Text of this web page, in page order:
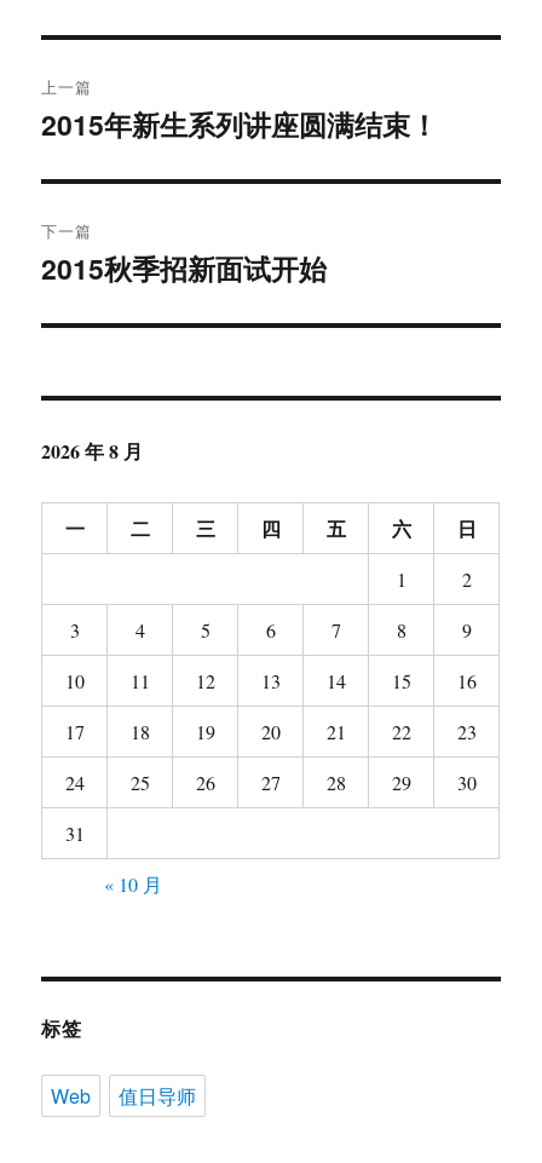
章
航
上一篇
上
文
章：
2015年新生系列讲座圆满结束！
下一篇
下
文
2015秋季招新面试开始
2026 年 8 月
一 二 三 四 五 六 日
1
2
3
4 5 6 7 8
9
10
11 12 13 14 15
16
17
18 19 20 21 22
23
24
25 26 27 28 29
30
31
« 10 月
标签
Web 值日导师